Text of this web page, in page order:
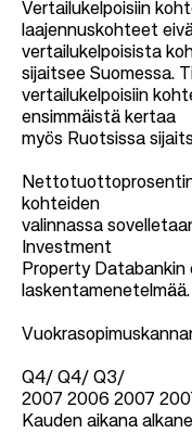
Vertailukelpoisiin
laajennuskohteet
vertailukelpoisista
sijaitsee Suomessa.
vertailukelpoisiin
ensimmäistä kertaa
myös Ruotsissa
kohteiden
valinnassa
Investment
Property Databankin
laskentamenetelmää.
Q4/ Q4/ Q3/
2007 2006 2007
Kauden aikana